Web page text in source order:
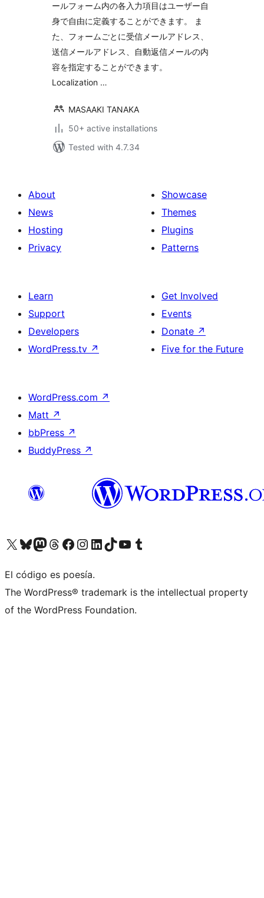
ールフォーム内の各入力項目はユーザー自
身で自由に定義することができます。 ま
た、フォームごとに受信メールアドレス、
送信メールアドレス、自動返信メールの内
容を指定することができます。
Localization …
MASAAKI TANAKA
50+ active installations
Tested with 4.7.34
About
News
Hosting
Privacy
Showcase
Themes
Plugins
Patterns
Learn
Support
Developers
WordPress.tv ↗
Get Involved
Events
Donate ↗
Five for the Future
WordPress.com ↗
Matt ↗
bbPress ↗
BuddyPress ↗
Visit our X (formerly Twitter) account
Visit our Bluesky account
Visit our Mastodon account
Visit our Threads account
Visit our Facebook page
Visit our Instagram account
Visit our LinkedIn account
Visit our TikTok account
Visit our YouTube channel
Visit our Tumblr account
El código es poesía.
The WordPress® trademark is the intellectual property
of the WordPress Foundation.